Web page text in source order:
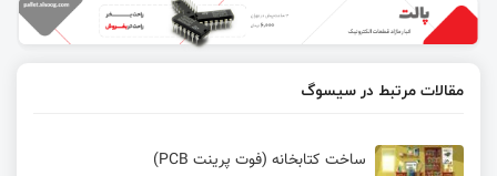
مقالات مرتبط در سیسوگ
ساخت کتابخانه (فوت پرینت PCB)